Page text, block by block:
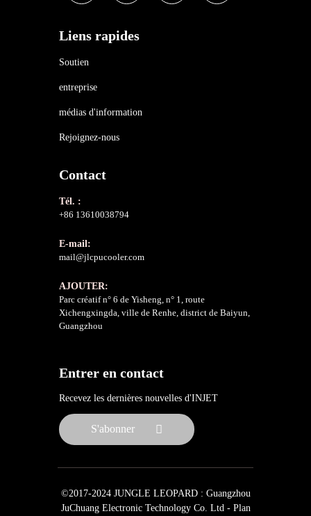
Liens rapides
Soutien
entreprise
médias d'information
Rejoignez-nous
Contact
Tél. :
+86 13610038794
E-mail:
mail@jlcpucooler.com
AJOUTER:
Parc créatif n° 6 de Yisheng, n° 1, route
Xichengxingda, ville de Renhe, district de Baiyun,
Guangzhou
Entrer en contact
Recevez les dernières nouvelles d'INJET
S'abonner
©2017-2024 JUNGLE LEOPARD : Guangzhou
JuChuang Electronic Technology Co. Ltd - Plan